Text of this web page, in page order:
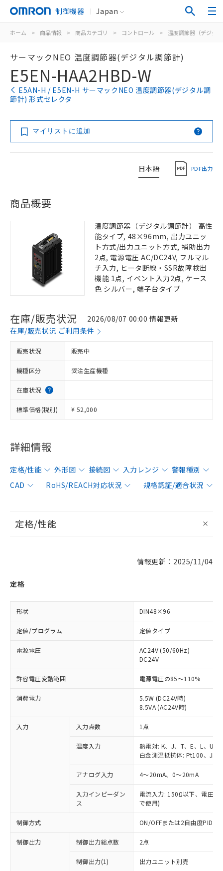
制御機器 Japan
ホーム > 商品情報 > 商品カテゴリ > コントロール > 温度調節器（デジタ
サーマックNEO 温度調節器(デジタル調節計)
E5EN-HAA2HBD-W
E5AN-H / E5EN-H サーマックNEO 温度調節器(デジタル調
節計) 形式セレクタ
マイリストに追加
日本語 PDF出力
商品概要
温度調節器（デジタル調節計） 高性
能タイプ, 48×96mm, 出力ユニッ
ト方式/出力ユニット方式, 補助出力
2点, 電源電圧 AC/DC24V, フルマル
チ入力, ヒータ断線・SSR故障検出
機能 1点, イベント入力2点, ケース
色 シルバー, 端子台タイプ
在庫/販売状況
2026/08/07 00:00 情報更新
在庫/販売状況 ご利用条件
販売状況 販売中
機種区分 受注生産機種
在庫状況
標準価格(税別) ¥ 52,000
詳細情報
定格/性能 外形図 接続図 入力レンジ
警報種別
CAD
RoHS/REACH対応状況 規格認証/適合状況
定格/性能
情報更新：2025/11/04
定格
形状 DIN48×96
定値/プログラム 定値タイプ
電源電圧
AC24V (50/60Hz)
DC24V
許容電圧変動範囲 電源電圧の85～110%
消費電力
5.5W (DC24V時)
8.5VA (AC24V時)
入力 入力点数 1点
温度入力
熱電対: K、J、T、E、L、U
白金測温抵抗体: Pt100、
アナログ入力 4～20mA、0～20mA
入力インピーダン
ス
電流入力: 150Ω以下、電圧入
で使用)
制御方式 ON/OFFまたは2自由度PID（
制御出力 制御出力総点数 2点
制御出力(1) 出力ユニット別売